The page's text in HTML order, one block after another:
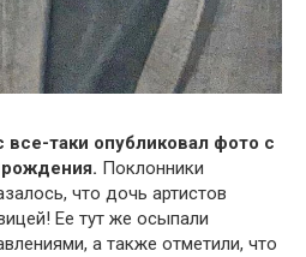
таки опубликовал фото с
Поклонники
что дочь артистов
Ее тут же осыпали
а также отметили, что